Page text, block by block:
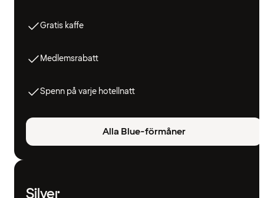
Gratis kaffe
Medlemsrabatt
Spenn på varje hotellnatt
Alla Blue-förmåner